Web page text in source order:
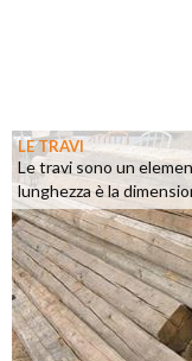
LE TRAVI
Le travi sono un
lunghezza è la